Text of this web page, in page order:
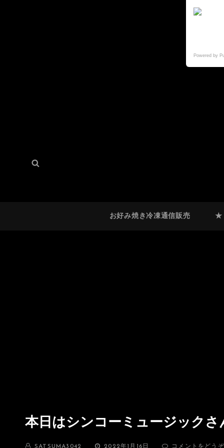
検
お好み焼き冷凍通信販売 ★
本日はシンコーミュージック
BY SATSUMA3042 投 2022年1月16日 コメントをどうぞ
Powered by